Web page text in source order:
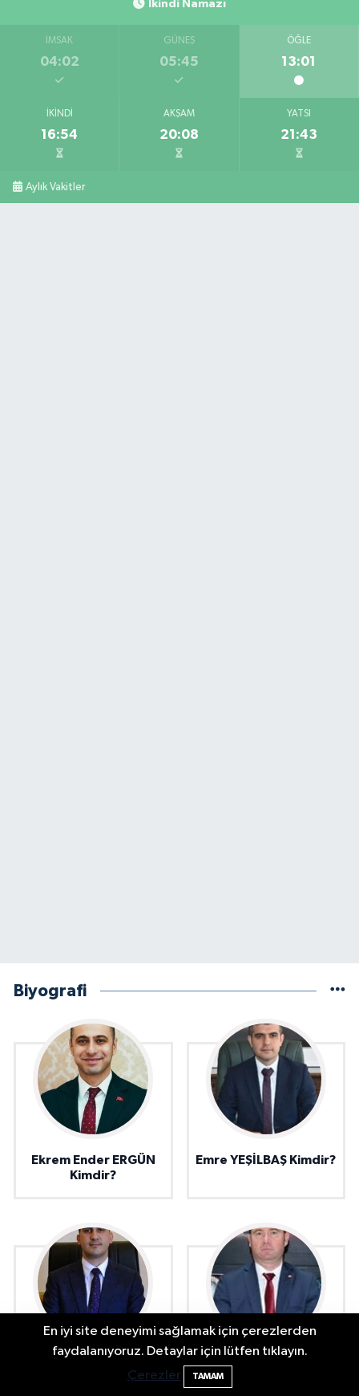
İkindi Namazı
İMSAK
04:02
GÜNEŞ
05:45
ÖĞLE
13:01
İKINDI
16:54
AKŞAM
20:08
YATSI
21:43
Aylık Vakitler
Biyografi
Ekrem Ender ERGÜN
Kimdir?
Emre YEŞİLBAŞ Kimdir?
Hüseyin ADATEPE
En iyi site deneyimi sağlamak için çerezlerden
faydalanıyoruz. Detaylar için lütfen tıklayın.
Çerezler
TAMAM
Bartın'da Şafak Operasyonu: 5 Gözaltı, 4
Şüpheli Aranıyor